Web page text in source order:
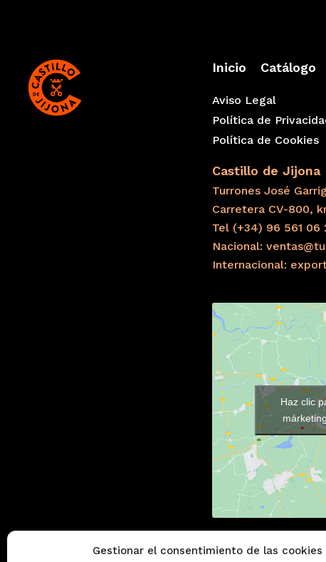
Gestionar el consentimiento de las cookies
Inicio Catálogo
Aviso Legal
Política de
Política de Cookies
Castillo de Jijona
Turrones José
Carretera CV-800,
Tel (+34) 96 561 06
Nacional:
Internacional:
Haz clic